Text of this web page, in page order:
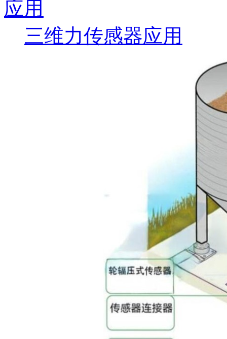
三维力传感器应用